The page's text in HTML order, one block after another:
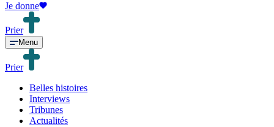
Je donne
Prier
Menu
Prier
Belles histoires
Interviews
Tribunes
Actualités